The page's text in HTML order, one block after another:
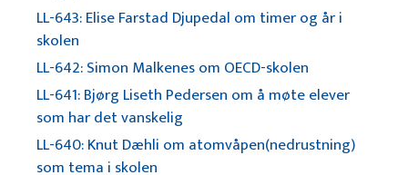
LL-643: Elise Farstad Djupedal om timer og år i
skolen
LL-642: Simon Malkenes om OECD-skolen
LL-641: Bjørg Liseth Pedersen om å møte elever
som har det vanskelig
LL-640: Knut Dæhli om atomvåpen(nedrustning)
som tema i skolen